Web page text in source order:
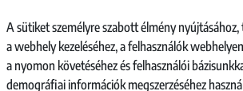
© 2026, CONSEJO GENERAL DEL NOTARIO
CANAL INTERNO DE INFORMACIÓN
A sütiket személyre szabott élmény nyújtásához,
a webhely kezeléséhez, a felhasználók
a nyomon követéséhez és felhasználói
demográfiai információk megszerzéséhez